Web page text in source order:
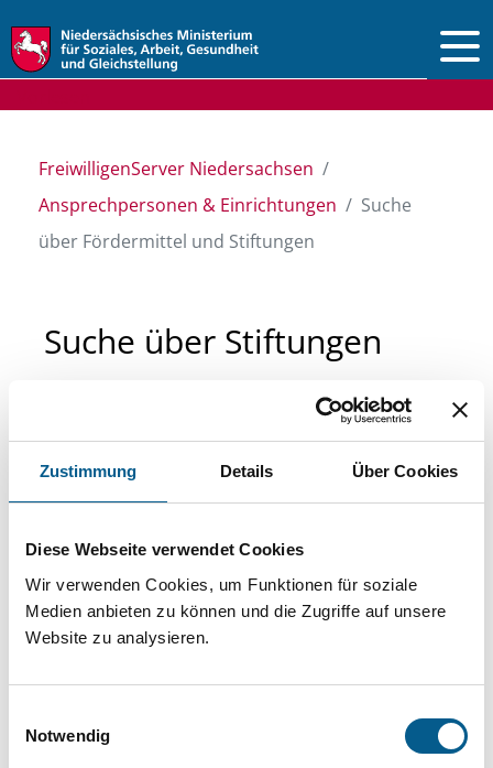
Zustimmung Details Über Cookies
Diese Webseite verwendet Cookies
Wir verwenden Cookies, um Funktionen für soziale
Medien anbieten zu können und die Zugriffe auf unsere
Website zu analysieren.
Notwendig
FreiwilligenServer Niedersachsen
Ansprechpersonen & Einrichtungen
Suche
über Fördermittel und Stiftungen
Suche über Stiftungen
Sie suchen finanzielle Unterstützung für ein
Projekt oder ein Vorhaben? Hier können Sie
direkt über unsere Fördermitteldatenbank und
Stiftungsdatenbank recherchieren. Bei der
Suche bitte die Groß- und Kleinschreibung
beachten.
können durch die Wahl von Bereichen oder